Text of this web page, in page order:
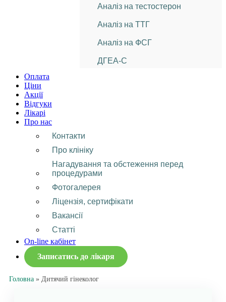
Аналіз на тестостерон
Аналіз на ТТГ
Аналіз на ФСГ
ДГЕА-С
Оплата
Ціни
Акції
Відгуки
Лікарі
Про нас
Контакти
Про клініку
Нагадування та обстеження перед
процедурами
Фотогалерея
Ліцензія, сертифікати
Вакансії
Статті
On-line кабінет
Записатись до лікаря
Головна » Дитячий гінеколог